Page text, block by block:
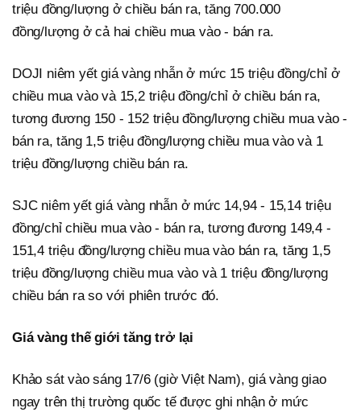
triệu đồng/lượng ở chiều bán ra, tăng 700.000
đồng/lượng ở cả hai chiều mua vào - bán ra.
DOJI niêm yết giá vàng nhẫn ở mức 15 triệu đồng/chỉ ở
chiều mua vào và 15,2 triệu đồng/chỉ ở chiều bán ra,
tương đương 150 - 152 triệu đồng/lượng chiều mua vào -
bán ra, tăng 1,5 triệu đồng/lượng chiều mua vào và 1
triệu đồng/lượng chiều bán ra.
SJC niêm yết giá vàng nhẫn ở mức 14,94 - 15,14 triệu
đồng/chỉ chiều mua vào - bán ra, tương đương 149,4 -
151,4 triệu đồng/lượng chiều mua vào bán ra, tăng 1,5
triệu đồng/lượng chiều mua vào và 1 triệu đồng/lượng
chiều bán ra so với phiên trước đó.
Giá vàng thế giới tăng trở lại
Khảo sát vào sáng 17/6 (giờ Việt Nam), giá vàng giao
ngay trên thị trường quốc tế được ghi nhận ở mức